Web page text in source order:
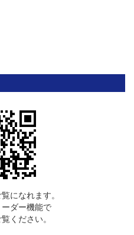
になれます。
ダー機能で
ください。